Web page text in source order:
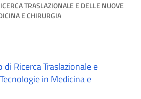
TRASLAZIONALE E DELLE NUOVE
E CHIRURGIA
Ricerca Traslazionale e
in Medicina e